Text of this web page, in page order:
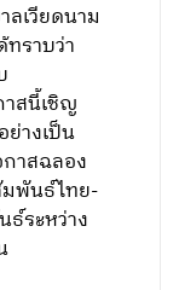
เวียดนาม
ราบว่า
าสนี้เชิญ
ย่างเป็น
าสฉลอง
พันธ์ไทย-
ธ์ระหว่าง